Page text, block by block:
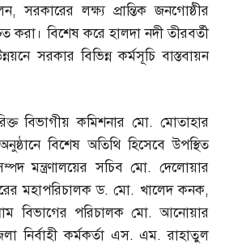
,সরকারের লক্ষ্য প্রান্তিক জনগোষ্ঠীর
করা। বিশেষ করে হালদা নদী তীরবর্তী
সরকার বিভিন্ন কর্মসূচি বাস্তবায়ন
বিভাগীয় কমিশনার মো.মোতাহার
বিশেষ অতিথি হিসেবে উপস্থিত
মন্ত্রণালয়ের সচিব মো.দেলোয়ার
মহাপরিচালক ড.মো. খালেদ কনক,
বিভাগের পরিচালক মো.আনোয়ার
নির্বাহী কর্মকর্তা এস.এম.রাহাতুল